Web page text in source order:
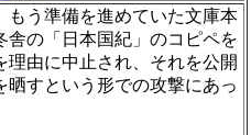
もう準備を進めていた文庫本
舎の「日本国紀」のコピペを
理由に中止され、それを公開
晒すという形での攻撃にあっ